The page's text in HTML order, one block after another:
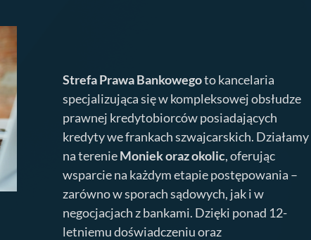
Strefa Prawa Bankowegoto kancelaria
specjalizująca się w kompleksowej obsłudze
prawnej kredytobiorców posiadających
kredyty we frankach szwajcarskich. Działamy
na terenieMoniekoraz okolic, oferując
wsparcie na każdym etapie postępowania –
zarówno w sporach sądowych, jak i w
negocjacjach z bankami. Dzięki ponad 12-
letniemu doświadczeniu oraz